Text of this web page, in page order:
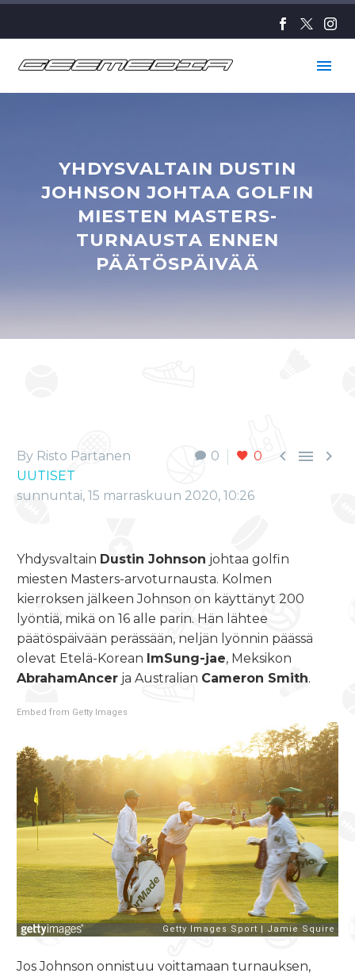
YHDYSVALTAIN DUSTIN
JOHNSON JOHTAA GOLFIN
MIESTEN MASTERS-
TURNAUSTA ENNEN
PÄÄTÖSPÄIVÄÄ
0 0   
By Risto Partanen
UUTISET
sunnuntai, 15 marraskuun 2020, 10:26
Yhdysvaltain Dustin Johnson johtaa golfin
miesten Masters-arvoturnausta. Kolmen
kierroksen jälkeen Johnson on käyttänyt 200
lyöntiä, mikä on 16 alle parin. Hän lähtee
päätöspäivään perässään, neljän lyönnin päässä
olevat Etelä-Korean ImSung-jae, Meksikon
AbrahamAncer ja Australian Cameron Smith.
Embed from Getty Images
Jos Johnson onnistuu voittamaan turnauksen,